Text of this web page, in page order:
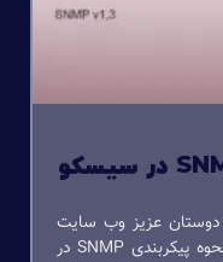
عزیز وب سایت
ITProPlus، امروز قصد داریم به شما نحوه پیکربندی SNMP در